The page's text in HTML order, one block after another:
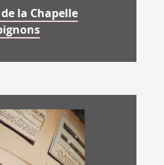
la Chapelle